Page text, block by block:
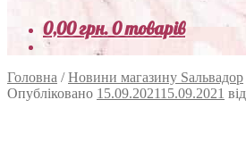
0,00грн.0 товарів
Головна /Новини магазину Sальвадор
Опубліковано 15.09.202115.09.2021 від